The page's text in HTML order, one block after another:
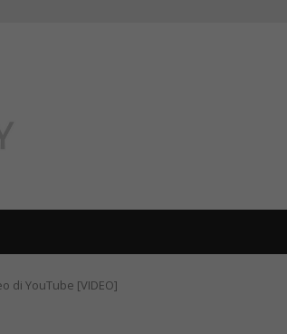
di YouTube [VIDEO]